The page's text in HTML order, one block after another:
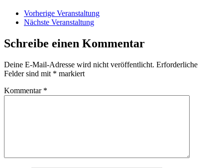
Vorherige Veranstaltung
Nächste Veranstaltung
Schreibe einen Kommentar
Deine E-Mail-Adresse wird nicht veröffentlicht. Erforderliche
Felder sind mit * markiert
Kommentar *